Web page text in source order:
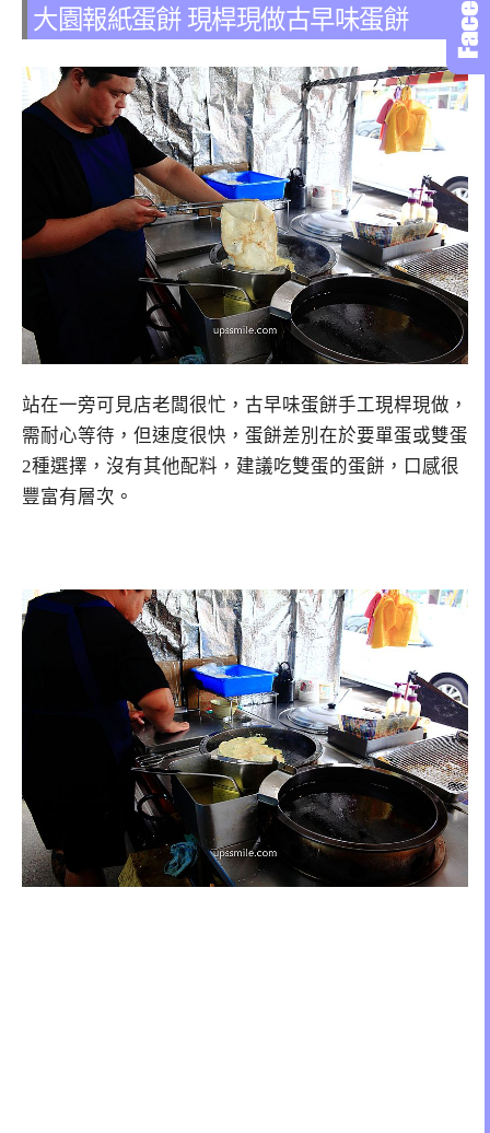
大園報紙蛋餅 現桿現做古早味蛋餅
站在一旁可見店老闆很忙，古早味蛋餅手工現桿現做，
需耐心等待，但速度很快，蛋餅差別在於要單蛋或雙蛋
2種選擇，沒有其他配料，建議吃雙蛋的蛋餅，口感很
豐富有層次。